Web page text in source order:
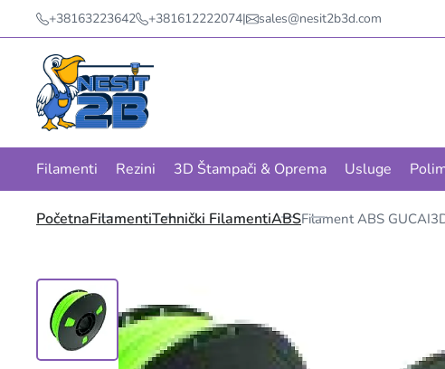
+38163223642 +381612222074| sales@nesit2b3d.com
Filamenti Rezini 3D Štampači & Oprema Usluge
PočetnaFilamentiTehnički FilamentiABSFilament ABS